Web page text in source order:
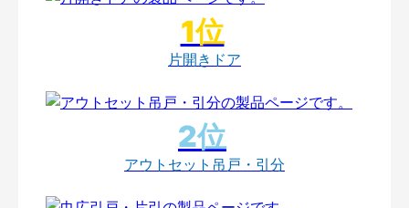
片開きドア
アウトセット吊戸・引分